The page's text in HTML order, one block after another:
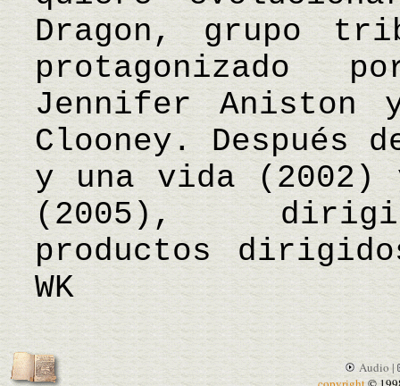
Dragon, grupo
protagonizado
Jennifer Aniston
Clooney.
y una vida (2002)
(2005), dirigió
productos
WK
Audio |